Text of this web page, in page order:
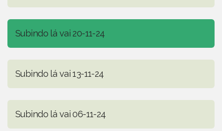
Subindo lá vai 20-11-24
Subindo lá vai 13-11-24
Subindo lá vai 06-11-24